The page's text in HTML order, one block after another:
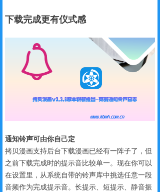
下载完成更有仪式感
通知铃声可由你自己定
拷贝漫画支持后台下载漫画已经有一阵子了，但
之前下载完成时的提示音比较单一。现在你可以
在设置里，从系统自带的铃声库中挑选任意一段
音频作为完成提示音。长提示、短提示、静音振